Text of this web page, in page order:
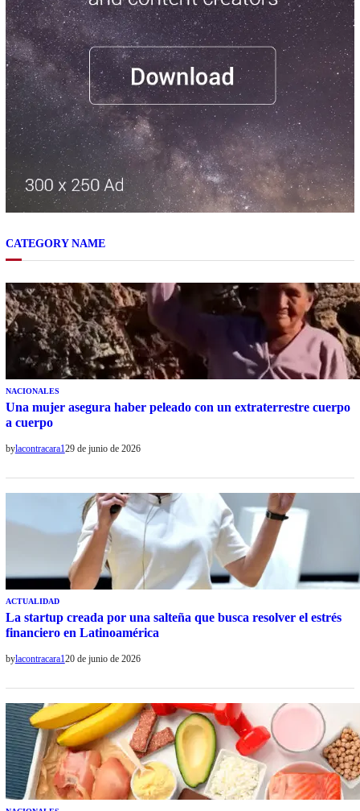
CATEGORY NAME
NACIONALES
Una mujer asegura haber peleado con un extraterrestre cuerpo
a cuerpo
bylacontracara129 de junio de 2026
ACTUALIDAD
La startup creada por una salteña que busca resolver el estrés
financiero en Latinoamérica
bylacontracara120 de junio de 2026